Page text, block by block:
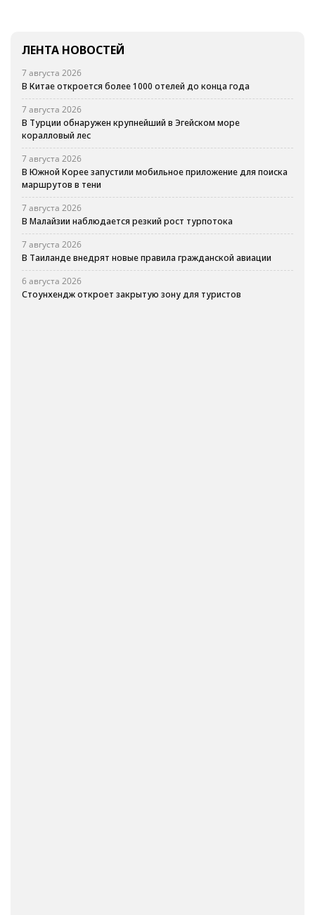
ЛЕНТА НОВОСТЕЙ
7 августа 2026
В Китае откроется более 1000 отелей до конца года
7 августа 2026
В Турции обнаружен крупнейший в Эгейском море
коралловый лес
7 августа 2026
В Южной Корее запустили мобильное приложение для поиска
маршрутов в тени
7 августа 2026
В Малайзии наблюдается резкий рост турпотока
7 августа 2026
В Таиланде внедрят новые правила гражданской авиации
6 августа 2026
Стоунхендж откроет закрытую зону для туристов